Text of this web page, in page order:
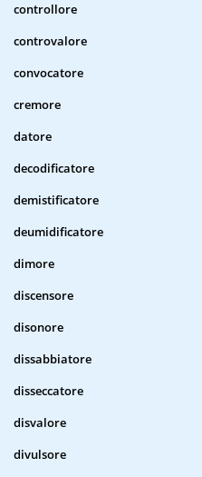
controllore
controvalore
convocatore
cremore
datore
decodificatore
demistificatore
deumidificatore
dimore
discensore
disonore
dissabbiatore
disseccatore
disvalore
divulsore